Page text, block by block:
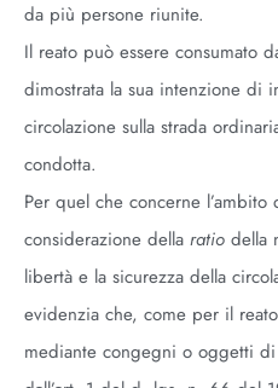
da più persone riunite.
Il reato può essere consumato
dimostrata la sua intenzione di
circolazione sulla strada
condotta.
Per quel che concerne
considerazione della ratio della
libertà e la sicurezza della
evidenzia che, come per il
mediante congegni o oggetti